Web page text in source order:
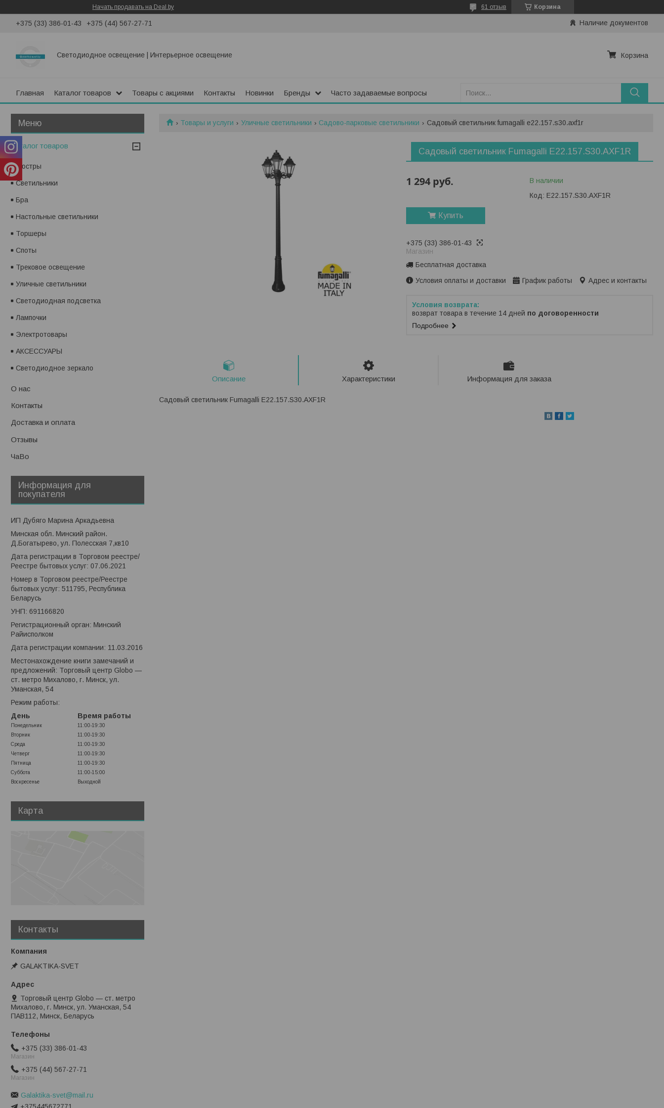
Начать продавать на Deal.by Корзина
61 отзыв
+375 (33) 386-01-43 +375 (44) 567-27-71 Наличие документов
Светодиодное освещение | Интерьерное освещение Корзина
Главная Каталог товаров Товары с акциями Контакты Новинки Бренды Часто задаваемые вопросы
Товары и услуги Уличные светильники Садово-парковые светильники Садовый светильник fumagalli e22.157.s30.axf1r
Садовый светильник Fumagalli E22.157.S30.AXF1R
1 294 руб.
В наличии
Код: E22.157.S30.AXF1R
Купить
+375 (33) 386-01-43
Магазин
Бесплатная доставка
Условия оплаты и доставки
График работы Адрес и контакты
возврат товара в течение 14 дней по договоренности
Подробнее
Описание Характеристики Информация для заказа
Садовый светильник Fumagalli E22.157.S30.AXF1R
Каталог товаров
Люстры
Светильники
Бра
Настольные светильники
Торшеры
Споты
Трековое освещение
Уличные светильники
Светодиодная подсветка
Лампочки
Электротовары
АКСЕССУАРЫ
Светодиодное зеркало
О нас
Контакты
Доставка и оплата
Отзывы
ЧаВо
Информация для
покупателя
ИП Дубяго Марина Аркадьевна
Минская обл. Минский район.
Д.Богатырево, ул. Полесская 7,кв10
Дата регистрации в Торговом реестре/
Реестре бытовых услуг: 07.06.2021
Номер в Торговом реестре/Реестре
бытовых услуг: 511795, Республика
Беларусь
УНП: 691166820
Регистрационный орган: Минский
Райисполком
Дата регистрации компании: 11.03.2016
Местонахождение книги замечаний и
предложений: Торговый центр Globo —
ст. метро Михалово, г. Минск, ул.
Уманская, 54
Режим работы:
День
Время работы
Понедельник
11:00-19:30
Вторник
11:00-19:30
Среда
11:00-19:30
Четверг
11:00-19:30
Пятница
11:00-19:30
Суббота
11:00-15:00
Воскресенье
Выходной
Карта
Контакты
GALAKTIKA-SVET
Торговый центр Globo — ст. метро
Михалово, г. Минск, ул. Уманская, 54
ПАВ112, Минск, Беларусь
+375 (33) 386-01-43
Магазин
+375 (44) 567-27-71
Магазин
Galaktika-svet@mail.ru